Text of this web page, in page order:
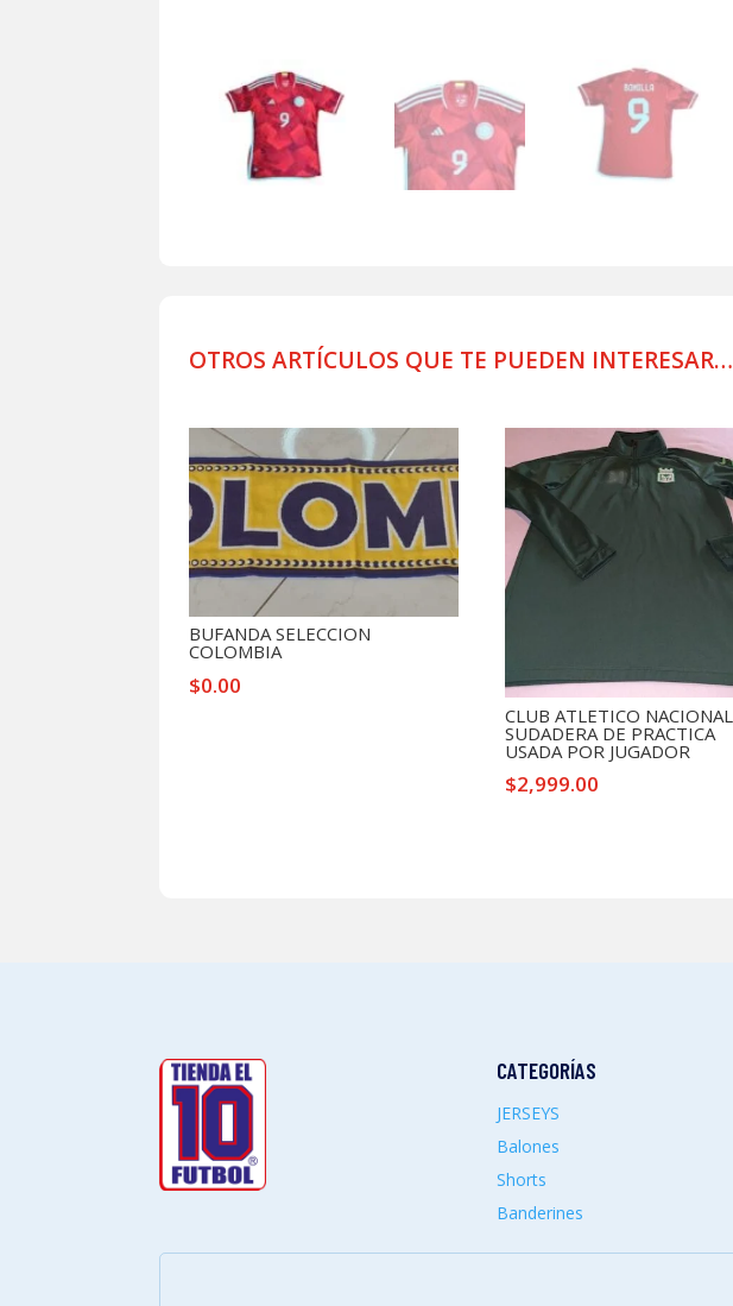
OTROS ARTÍCULOS QUE TE PUEDEN INTERESAR…
BUFANDA SELECCION
COLOMBIA
$0.00
CLUB ATLETICO NACIONAL
SUDADERA DE PRACTICA
USADA POR JUGADOR
$2,999.00
CATEGORÍAS
JERSEYS
Balones
Shorts
Banderines